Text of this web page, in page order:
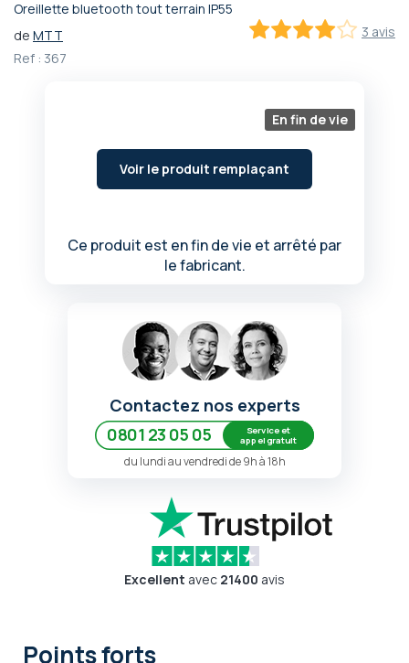
Oreillette bluetooth tout terrain IP55
3 avis
de MTT
Ref : 367
En fin de vie
Voir le produit remplaçant
Ce produit est en fin de vie et arrêté par
le fabricant.
Passer
au
début
Contactez nos experts
0801 23 05 05
Service et
appel gratuit
du lundi au vendredi de 9h à 18h
Excellent avec 21400 avis
Points forts